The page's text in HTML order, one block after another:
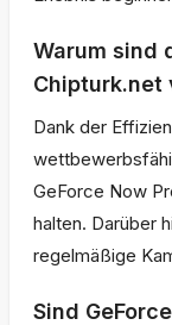
Warum sind
Dank der
GeForce Now
halten. Darüber
regelmäßige
Sind